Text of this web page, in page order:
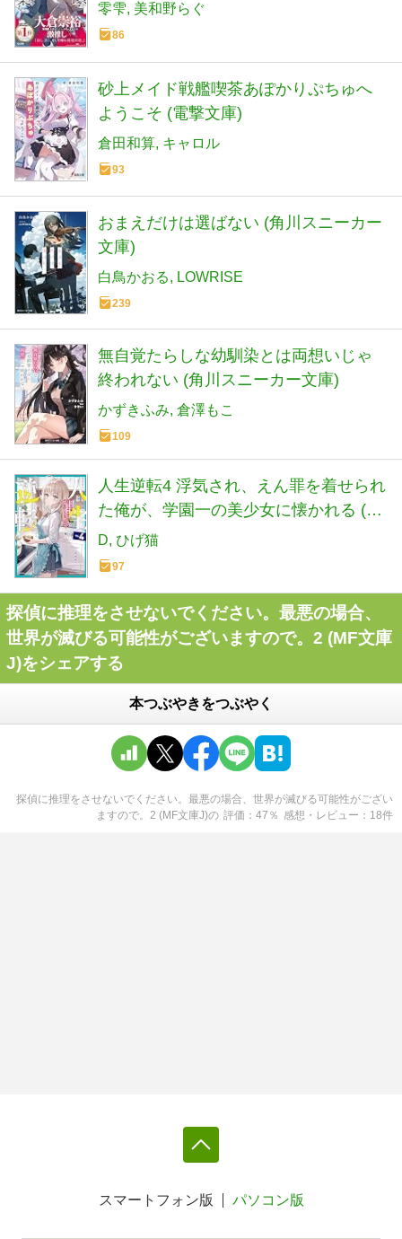
零雫 美和野らぐ
86
砂上メイド戦艦喫茶あぽかりぷちゅへ
ようこそ (電撃文庫)
倉田和算 キャロル
93
おまえだけは選ばない (角川スニーカー
文庫)
白鳥かおる LOWRISE
239
無自覚たらしな幼馴染とは両想いじゃ
終われない (角川スニーカー文庫)
かずきふみ 倉澤もこ
109
人生逆転4 浮気され、えん罪を着せられ
た俺が、学園一の美少女に懐かれる (角
川スニーカー文庫)
D ひげ猫
97
探偵に推理をさせないでください。最悪の場合、
世界が滅びる可能性がございますので。2 (MF文庫
J)をシェアする
本つぶやきをつぶやく
探偵に推理をさせないでください。最悪の場合、世界が滅びる可能性がござい
ますので。2 (MF文庫J)の 評価 47 ％ 感想・レビュー 18件
スマートフォン版 パソコン版